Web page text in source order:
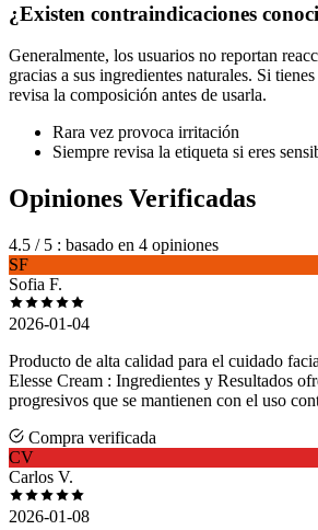
¿Existen contraindicaciones
Generalmente, los usuarios no reportan
gracias a sus ingredientes naturales. Si
revisa la composición antes de usarla.
Rara vez provoca irritación
Siempre revisa la etiqueta si eres
Opiniones Verificadas
4.5 / 5 : basado en 4 opiniones
SF
Sofia F.
2026-01-04
Producto de alta calidad para el cuidado
Elesse Cream : Ingredientes y Resultados
progresivos que se mantienen con el uso
Compra verificada
CV
Carlos V.
2026-01-08